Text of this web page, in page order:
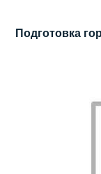
Подготовка